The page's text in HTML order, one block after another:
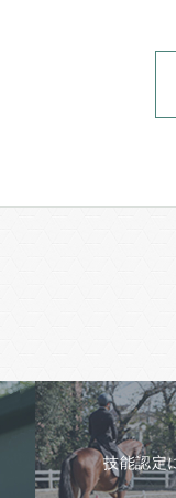
技能認定